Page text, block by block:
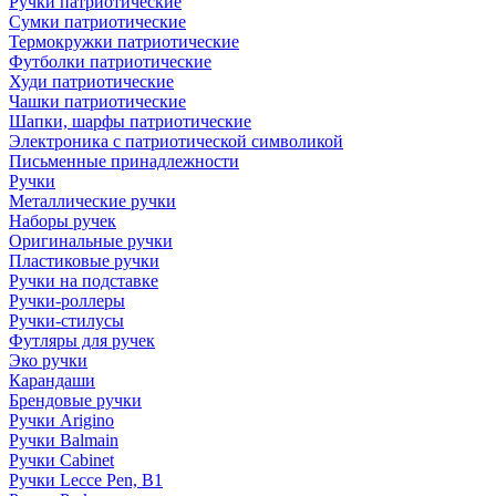
Сумки патриотические
Термокружки патриотические
Футболки патриотические
Худи патриотические
Чашки патриотические
Шапки, шарфы патриотические
Электроника с патриотической символикой
Письменные принадлежности
Ручки
Металлические ручки
Наборы ручек
Оригинальные ручки
Пластиковые ручки
Ручки на подставке
Ручки-роллеры
Ручки-стилусы
Футляры для ручек
Эко ручки
Карандаши
Брендовые ручки
Ручки Arigino
Ручки Balmain
Ручки Cabinet
Ручки Lecce Pen, B1